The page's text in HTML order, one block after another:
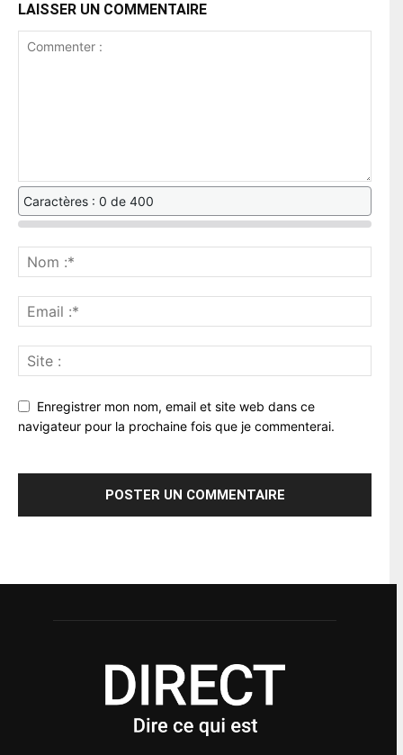
LAISSER UN COMMENTAIRE
Caractères : 0 de 400
Enregistrer mon nom, email et site web dans ce
navigateur pour la prochaine fois que je commenterai.